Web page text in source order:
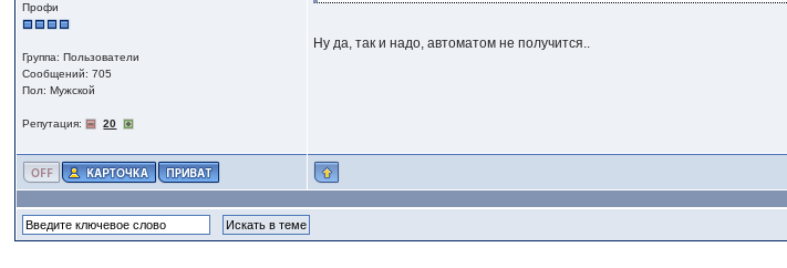
Профи
Группа: Пользователи
Сообщений: 705
Пол: Мужской
Репутация: 20
Ну да, так и надо, автоматом не получится..